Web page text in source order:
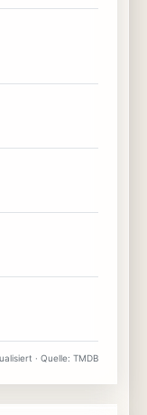
· Quelle: TMDB